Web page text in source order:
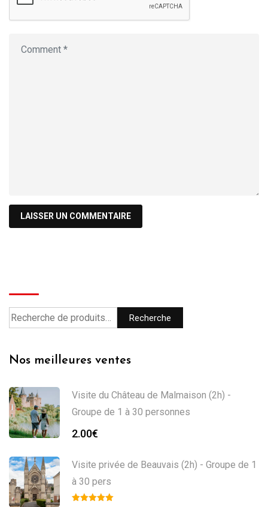
Recherche
Nos meilleures ventes
Visite du Château de Malmaison (2h) -
Groupe de 1 à 30 personnes
2.00€
Visite privée de Beauvais (2h) - Groupe de 1
à 30 pers